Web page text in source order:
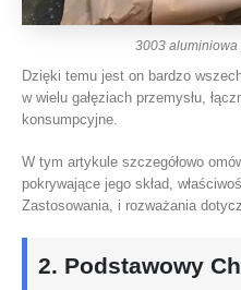
3003 aluminiowa
Dzięki temu jest on bardzo
w wielu gałęziach przemysłu,
konsumpcyjne.
W tym artykule szczegółowo
pokrywające jego skład,
Zastosowania, i rozważania
2. Podstawowy